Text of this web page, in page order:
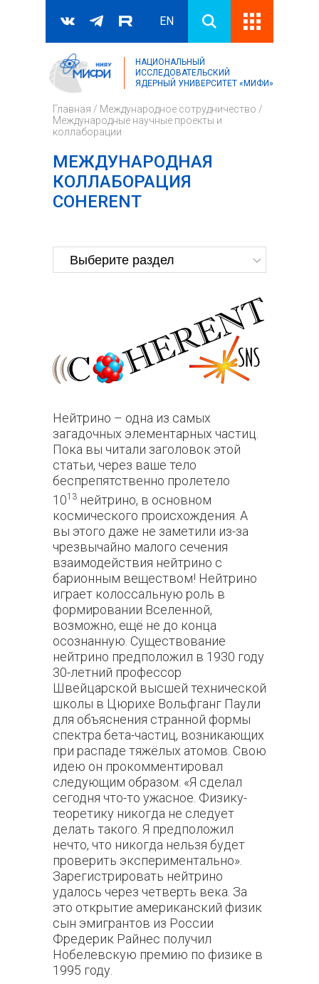
Форма поиска
Поиск
EN
НАЦИОНАЛЬНЫЙ
ИССЛЕДОВАТЕЛЬСКИЙ
ЯДЕРНЫЙ УНИВЕРСИТЕТ «МИФИ»
Главная / Международное сотрудничество /
Международные научные проекты и
коллаборации
МЕЖДУНАРОДНАЯ
КОЛЛАБОРАЦИЯ
COHERENT
Нейтрино – одна из самых
загадочных элементарных частиц.
Пока вы читали заголовок этой
статьи, через ваше тело
беспрепятственно пролетело
1013 нейтрино, в основном
космического происхождения. А
вы этого даже не заметили из-за
чрезвычайно малого сечения
взаимодействия нейтрино с
барионным веществом! Нейтрино
играет колоссальную роль в
формировании Вселенной,
возможно, ещё не до конца
осознанную. Существование
нейтрино предположил в 1930 году
30-летний профессор
Швейцарской высшей технической
школы в Цюрихе Вольфганг Паули
для объяснения странной формы
спектра бета-частиц, возникающих
при распаде тяжёлых атомов. Свою
идею он прокомментировал
следующим образом: «Я сделал
сегодня что-то ужасное. Физику-
теоретику никогда не следует
делать такого. Я предположил
нечто, что никогда нельзя будет
проверить экспериментально».
Зарегистрировать нейтрино
удалось через четверть века. За
это открытие американский физик
сын эмигрантов из России
Фредерик Райнес получил
Нобелевскую премию по физике в
1995 году.